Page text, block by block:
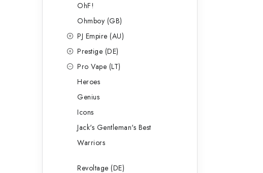
OhF!
Ohmboy (GB)
PJ Empire (AU)
Prestige (DE)
Pro Vape (LT)
Heroes
Genius
Icons
Jack's Gentleman's Best
Warriors
Revoltage (DE)